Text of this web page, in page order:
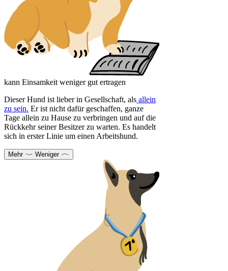
kann Einsamkeit weniger gut ertragen
Dieser Hund ist lieber in Gesellschaft, als allein
zu sein. Er ist nicht dafür geschaffen, ganze
Tage allein zu Hause zu verbringen und auf die
Rückkehr seiner Besitzer zu warten. Es handelt
sich in erster Linie um einen Arbeitshund.
Mehr Weniger